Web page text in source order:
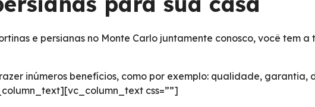
e persianas no Monte Carlo juntamente conosco, você tem
inúmeros benefícios, como por exemplo: qualidade, garantia,
css=””]